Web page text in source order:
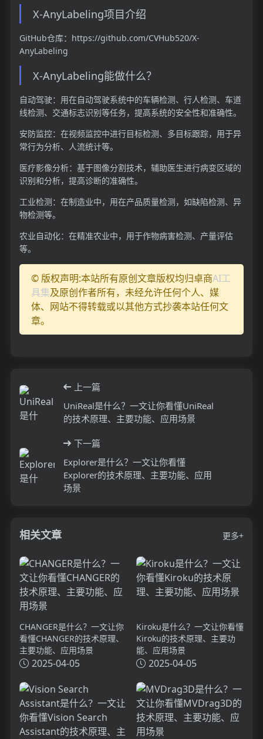
X-AnyLabeling项目介绍
GitHub仓库：https://github.com/CVHub520/X-
AnyLabeling
X-AnyLabeling能做什么？
自动驾驶：用在自动驾驶系统中的车辆检测、行人检测、车道
线检测、交通标志识别等任务，提高系统的安全性和准确性。
安防监控：在视频监控中进行目标检测、多目标跟踪，用于异
常行为分析、人流统计等。
医疗影像分析：基于图像分割技术，辅助医生进行病变区域的
识别和分析，提高诊断的准确性。
工业检测：在制造业中，用在产品质量检测，如缺陷检测、异
物检测等。
农业自动化：在精准农业中，用于作物病害检测、产量评估
等。
© 版权声明:本站所有原创文章版权均归卓商AI工
具集及原创作者所有，未经允许任何个人、媒
体、网站不得转载或以其他方式抄袭本站任何文
章。
上一篇
UniReal是什么？一文让你看懂UniReal
的技术原理、主要功能、应用场景
下一篇
Explorer是什么？一文让你看懂
Explorer的技术原理、主要功能、应用
场景
相关文章 更多+
CHANGER是什么？一文让你
看懂CHANGER的技术原理、
主要功能、应用场景
2025-04-05
Kiroku是什么？一文让你看懂
Kiroku的技术原理、主要功
能、应用场景
2025-04-05